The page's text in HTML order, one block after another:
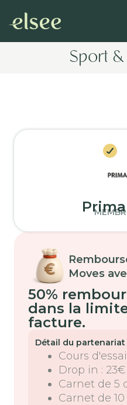
Sport
Moves
50%
dans la
facture.
Détail du partenariat
Cours
Drop in : 23€
Carnet de 5
Carnet de